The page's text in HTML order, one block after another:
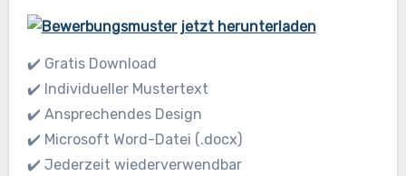
✔️ Gratis Download
✔️ Individueller Mustertext
✔️ Ansprechendes Design
✔️ Microsoft Word-Datei (.docx)
✔️ Jederzeit wiederverwendbar